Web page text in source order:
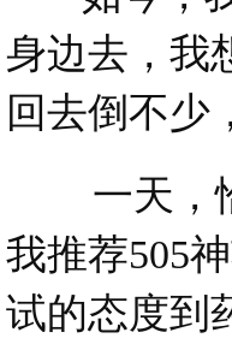
身边去，我
回去倒不少
一天，恰
我推荐505
试的态度到